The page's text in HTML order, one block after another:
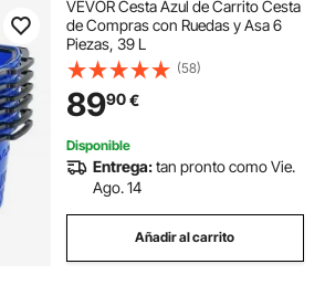
VEVOR Cesta Azul de Carrito Cesta
de Compras con Ruedas y Asa 6
Piezas, 39 L
(58)
8990€
Disponible
Entrega:tan pronto como Vie.
Ago. 14
Añadir al carrito